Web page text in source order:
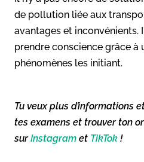
de pollution liée aux
avantages et inconvénients.
prendre conscience grâce à
phénomènes les initiant.
Tu veux plus d’informations
tes examens et trouver ton
surInstagram et TikTok !